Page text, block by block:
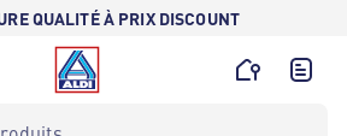
QUALITÉ À PRIX DISCOUNT